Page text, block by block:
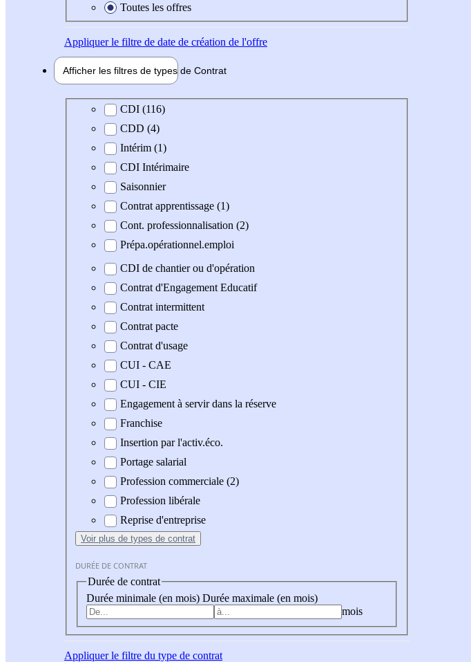
Toutes les offres
Appliquerle filtre de date de création de l'offre
Afficher les filtres de types de Contrat
Type de contratCDI (116)
CDD (4)
Intérim (1)
CDI Intérimaire
Saisonnier
Contrat apprentissage (1)
Cont. professionnalisation (2)
Prépa.opérationnel.emploi
CDI de chantier ou d'opération
Contrat d'Engagement Educatif
Contrat intermittent
Contrat pacte
Contrat d'usage
CUI - CAE
CUI - CIE
Engagement à servir dans la réserve
Franchise
Insertion par l'activ.éco.
Portage salarial
Profession commerciale (2)
Profession libérale
Reprise d'entreprise
Voir plus de types de contrat
DURÉE DE CONTRAT
Durée de contrat
Durée minimale (en mois) Durée maximale (en mois)
mois
Appliquerle filtre du type de contrat